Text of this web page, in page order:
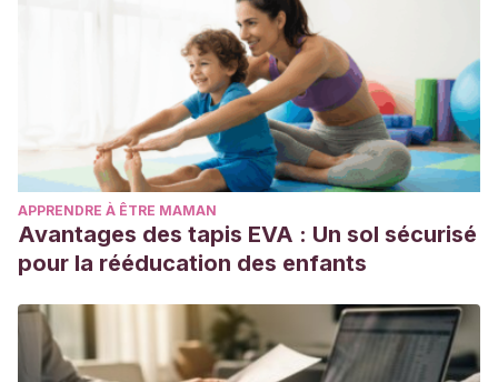
APPRENDRE À ÊTRE MAMAN
Avantages des tapis EVA : Un sol sécurisé
pour la rééducation des enfants